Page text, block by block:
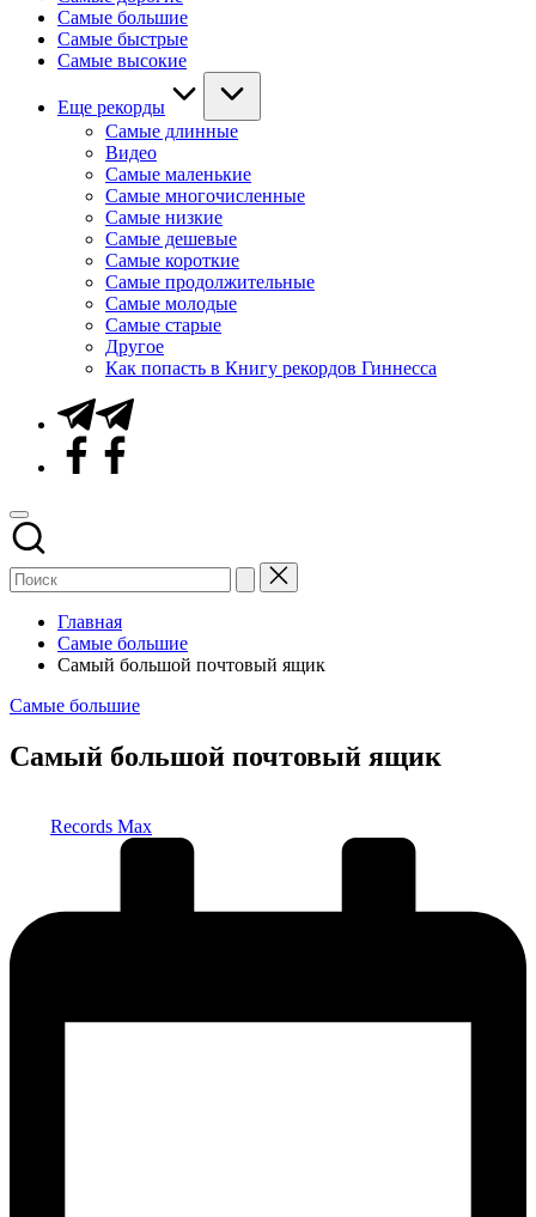
Самые большие
Самые быстрые
Самые высокие
Еще рекорды
Самые длинные
Видео
Самые маленькие
Самые многочисленные
Самые низкие
Самые дешевые
Самые короткие
Самые продолжительные
Самые молодые
Самые старые
Другое
Как попасть в Книгу рекордов Гиннесса
Telegram
Facebook
Главная
Самые большие
Самый большой почтовый ящик
Опубликовано
Самые большие
Самый большой почтовый ящик
Records Max